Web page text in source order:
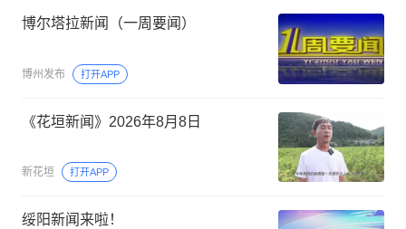
博尔塔拉新闻（一周要闻）
博州发布 打开APP
《花垣新闻》2026年8月8日
新花垣 打开APP
绥阳新闻来啦！